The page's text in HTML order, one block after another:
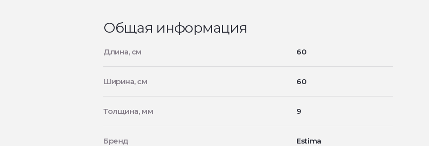
Общая информация
Длина, см 60
Ширина, см 60
Толщина, мм 9
Бренд Estima